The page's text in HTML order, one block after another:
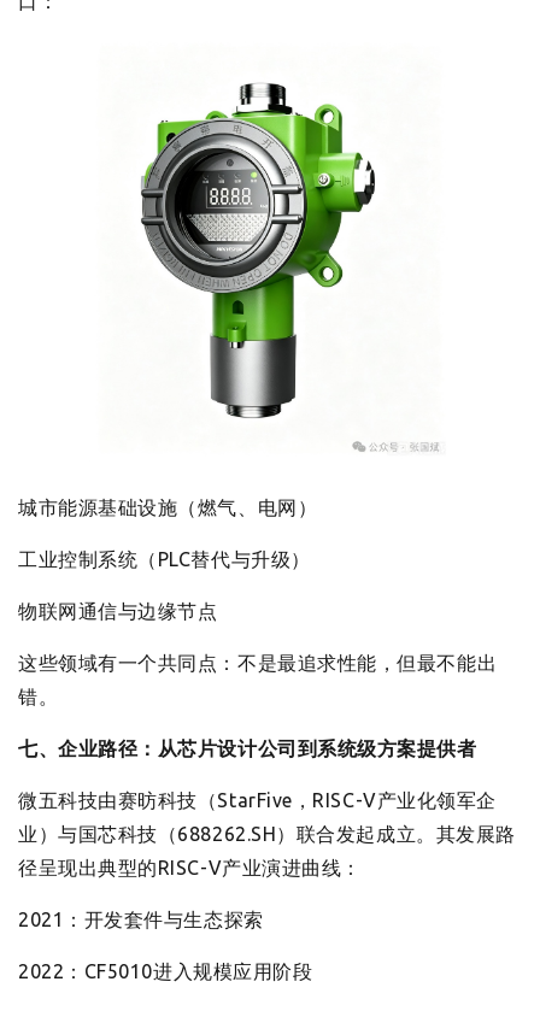
城市能源基础设施（燃气、电网）
工业控制系统（PLC替代与升级）
物联网通信与边缘节点
这些领域有一个共同点：不是最追求性能，但最不能出
错。
七、企业路径：从芯片设计公司到系统级方案提供者
微五科技由赛昉科技（StarFive，RISC-V产业化领军企
业）与国芯科技（688262.SH）联合发起成立。其发展路
径呈现出典型的RISC-V产业演进曲线：
2021：开发套件与生态探索
2022：CF5010进入规模应用阶段